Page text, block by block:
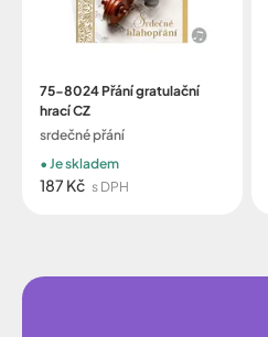
75-8024 Přání gratulační
hrací CZ
srdečné přání
187 Kč s DPH
Je skladem